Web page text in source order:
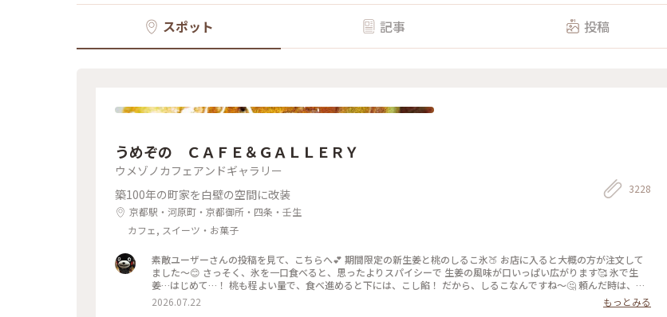
スポット 記事 投稿
うめぞの ＣＡＦＥ＆ＧＡＬＬＥＲＹ
ウメゾノカフェアンドギャラリー
築100年の町家を白壁の空間に改装
京都駅・河原町・京都御所・四条・壬生
カフェ, スイーツ・お菓子
3228
素敵ユーザーさんの投稿を見て、こちらへ💕 期間限定の新生姜と桃のしるこ氷🍑 お店に入ると大概の方が注文して
ました〜😊 さっそく、氷を一口食べると、思ったよりスパイシーで 生姜の風味が口いっぱい広がります🥰 氷で生
姜…はじめて…！ 桃も程よい量で、食べ進めると下には、こし餡！ だから、しるこなんですね〜🤔 頼んだ時は、何
でだろうと思ったけど、なるほど〜です😘 この後も、山鉾巡りなので、あっという間に汗💦になるけど、 真夏に食
2026.07.22
もっとみる